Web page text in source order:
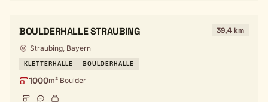
BOULDERHALLE STRAUBING 39,4 km
Straubing, Bayern
KLETTERHALLE BOULDERHALLE
1000m² Boulder